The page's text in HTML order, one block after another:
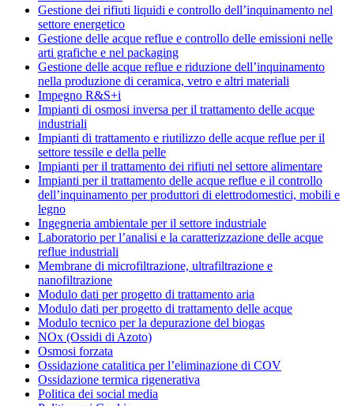
Gestione dei rifiuti liquidi e controllo dell’inquinamento nel
settore energetico
Gestione delle acque reflue e controllo delle emissioni nelle
arti grafiche e nel packaging
Gestione delle acque reflue e riduzione dell’inquinamento
nella produzione di ceramica, vetro e altri materiali
Impegno R&S+i
Impianti di osmosi inversa per il trattamento delle acque
industriali
Impianti di trattamento e riutilizzo delle acque reflue per il
settore tessile e della pelle
Impianti per il trattamento dei rifiuti nel settore alimentare
Impianti per il trattamento delle acque reflue e il controllo
dell’inquinamento per produttori di elettrodomestici, mobili e
legno
Ingegneria ambientale per il settore industriale
Laboratorio per l’analisi e la caratterizzazione delle acque
reflue industriali
Membrane di microfiltrazione, ultrafiltrazione e
nanofiltrazione
Modulo dati per progetto di trattamento aria
Modulo dati per progetto di trattamento delle acque
Modulo tecnico per la depurazione del biogas
NOx (Ossidi di Azoto)
Osmosi forzata
Ossidazione catalitica per l’eliminazione di COV
Ossidazione termica rigenerativa
Politica dei social media